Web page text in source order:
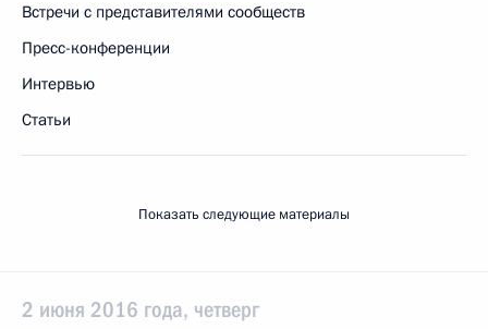
Встречи с представителями сообществ
Пресс-конференции
Интервью
Статьи
Показать следующие материалы
2 июня 2016 года, четверг